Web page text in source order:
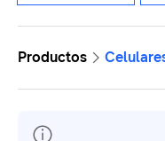
Productos